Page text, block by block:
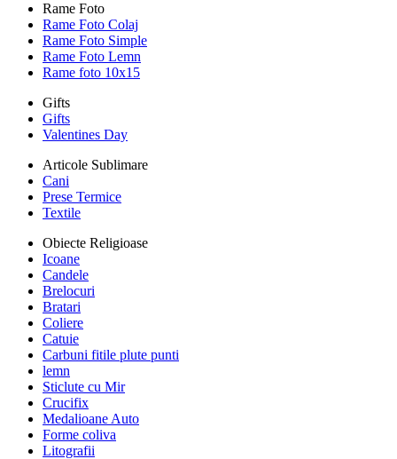
Rame Foto
Rame Foto Colaj
Rame Foto Simple
Rame Foto Lemn
Rame foto 10x15
Gifts
Gifts
Valentines Day
Articole Sublimare
Cani
Prese Termice
Textile
Obiecte Religioase
Icoane
Candele
Brelocuri
Bratari
Coliere
Catuie
Carbuni fitile plute punti
lemn
Sticlute cu Mir
Crucifix
Medalioane Auto
Forme coliva
Litografii